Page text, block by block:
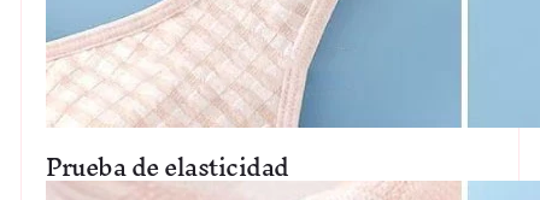
Prueba de elasticidad